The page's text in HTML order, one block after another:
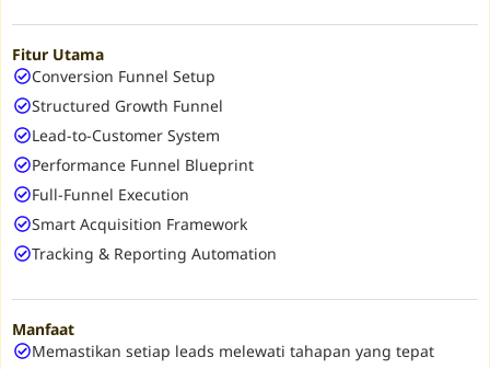
Fitur Utama
Conversion Funnel Setup
Structured Growth Funnel
Lead-to-Customer System
Performance Funnel Blueprint
Full-Funnel Execution
Smart Acquisition Framework
Tracking & Reporting Automation
Manfaat
Memastikan setiap leads melewati tahapan yang tepat